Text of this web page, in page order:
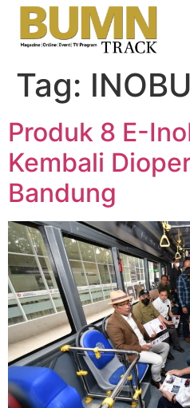
Tag:
Produk 8 E-
Kembali
Bandung